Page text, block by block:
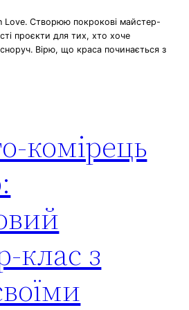
Love. Створюю покрокові майстер-
проєкти для тих, хто хоче
Вірю, що краса починається з
комірець
клас з